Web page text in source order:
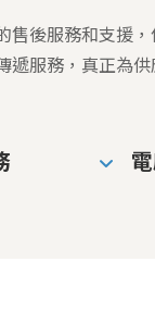
售後服務和支援
遞服務，真正為